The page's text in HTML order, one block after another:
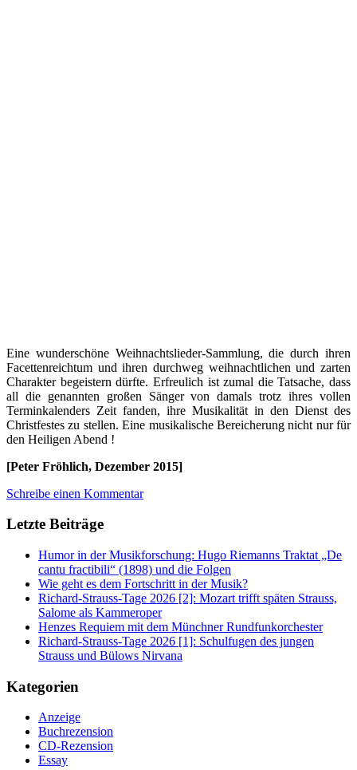
Eine wunderschöne Weihnachtslieder-Sammlung, die durch ihren
Facettenreichtum und ihren durchweg weihnachtlichen und zarten
Charakter begeistern dürfte. Erfreulich ist zumal die Tatsache, dass
all die genannten großen Sänger von damals trotz ihres vollen
Terminkalenders Zeit fanden, ihre Musikalität in den Dienst des
Christfestes zu stellen. Eine musikalische Bereicherung nicht nur für
den Heiligen Abend !
[Peter Fröhlich, Dezember 2015]
Schreibe einen Kommentar
Letzte Beiträge
Humor in der Musikforschung: Hugo Riemanns Traktat „De
cantu fractibili“ (1898) und die Folgen
Wie geht es dem Fortschritt in der Musik?
Richard-Strauss-Tage 2026 [2]: Mozart trifft späten Strauss,
Salome als Kammeroper
Henzes Requiem mit dem Münchner Rundfunkorchester
Richard-Strauss-Tage 2026 [1]: Schulfugen des jungen
Strauss und Bülows Nirvana
Kategorien
Anzeige
Buchrezension
CD-Rezension
Essay